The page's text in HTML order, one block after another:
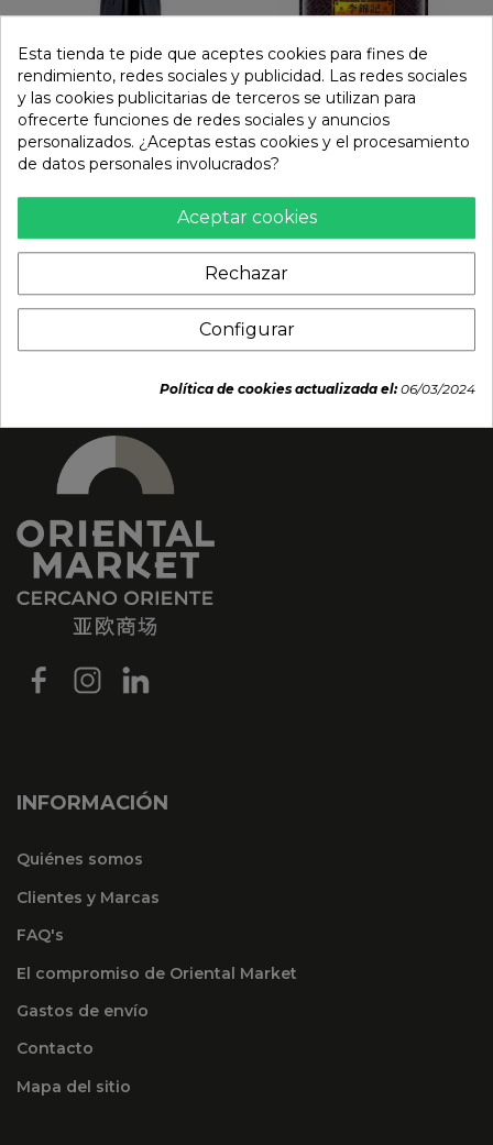
Salsa unagi-kabayaki-
(OTAFUKU) 2,25Kg
16,45 €
Salsa de Alubias Negras y
5,59 €
INFORMACIÓN
Quiénes somos
Clientes y Marcas
FAQ's
El compromiso de Oriental Market
Gastos de envío
Contacto
Mapa del sitio
Esta tienda te pide que aceptes cookies para fines de
rendimiento, redes sociales y publicidad. Las redes sociales
y las cookies publicitarias de terceros se utilizan para
ofrecerte funciones de redes sociales y anuncios
personalizados. ¿Aceptas estas cookies y el procesamiento
de datos personales involucrados?
Aceptar cookies
Rechazar
Configurar
Política de cookies actualizada el:06/03/2024